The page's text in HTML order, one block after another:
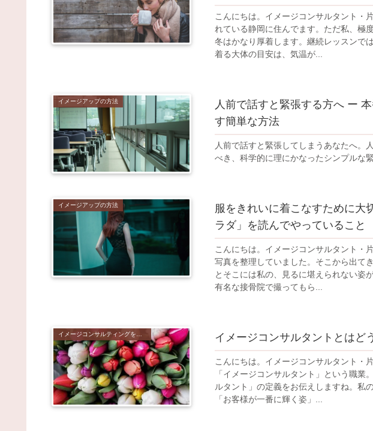
こんにちは。イメージコンサルタント・
れている静岡に住んでます。ただ私、極
冬はかなり厚着します。継続レッスンで
着る大体の目安は、気温が...
イメージアップの方法
人前で話すと緊張する方へ ー
す簡単な方法
人前で話すと緊張してしまうあなたへ。
べき、科学的に理にかなったシンプルな
イメージアップの方法
服をきれいに着こなすために大
ラダ」を読んでやっていること
こんにちは。イメージコンサルタント・
写真を整理していました。そこから出て
とそこには私の、見るに堪えられない姿
有名な接骨院で撮ってもら...
イメージコンサルタントとはど
こんにちは。イメージコンサルタント・
「イメージコンサルタント」という職業
ルタント」の定義をお伝えしますね。私
「お客様が一番に輝く姿」...